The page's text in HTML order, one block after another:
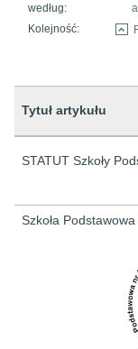
według:
Kolejność:
Tytuł artykułu
STATUT Szkoły
Szkoła